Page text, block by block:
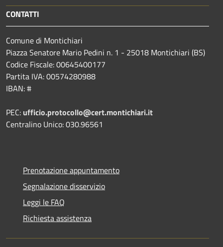
CONTATTI
Comune di Montichiari
Piazza Senatore Mario Pedini n. 1 - 25018 Montichiari (BS)
Codice Fiscale: 00645400177
Partita IVA: 00574280988
IBAN: #
PEC: ufficio.protocollo@cert.montichiari.it
Centralino Unico: 030.96561
Prenotazione appuntamento
Segnalazione disservizio
Leggi le FAQ
Richiesta assistenza